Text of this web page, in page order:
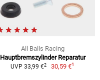
All Balls Racing
Hauptbremszylinder Reparatur
UVP 33,99 €2 30,59 €1